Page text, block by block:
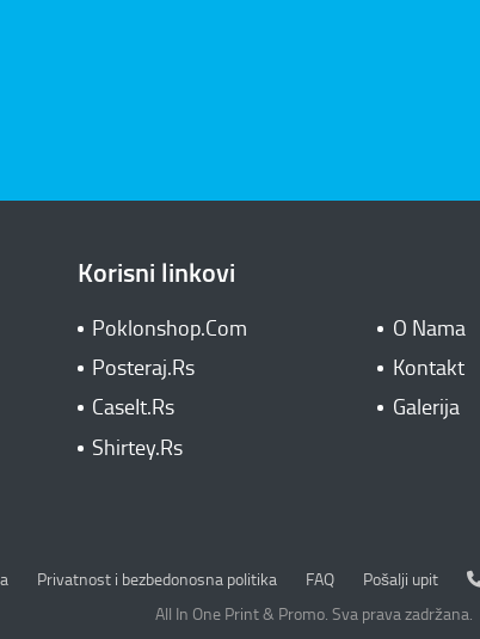
Korisni linkovi
Poklonshop.Com
O Nama
Posteraj.Rs
Kontakt
CaseIt.Rs
Galerija
Shirtey.Rs
Privatnost i bezbedonosna politika
Privatnost i bezbedonosna politika FAQ Pošalji upit
All In One Print & Promo. Sva prava zadržana.